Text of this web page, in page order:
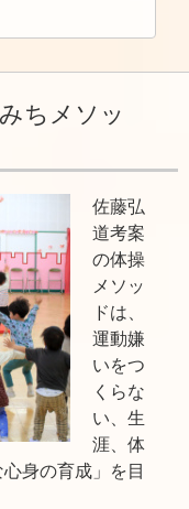
ちメソッ
佐藤弘
道考案
の体操
メソッ
ドは、
運動嫌
いをつ
くらな
い、生
涯、体
身の育成」を目